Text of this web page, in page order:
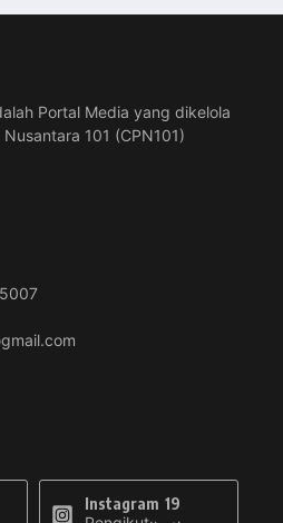
Portal Media yang dikelola
101 (CPN101)
Instagram 19